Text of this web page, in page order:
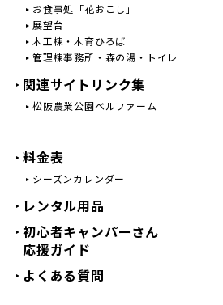
お食事処「花おこし」
展望台
木工棟・木育ひろば
管理棟事務所・森の湯・トイレ
関連サイトリンク集
松阪農業公園ベルファーム
料金表
シーズンカレンダー
レンタル用品
初心者キャンパーさん
応援ガイド
よくある質問